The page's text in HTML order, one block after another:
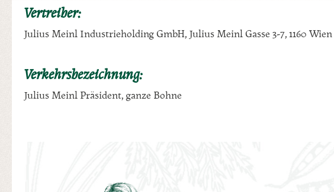
Vertreiber:
Julius Meinl Industrieholding GmbH, Julius Meinl Gasse 3-7, 1160 Wien
Verkehrsbezeichnung:
Julius Meinl Präsident, ganze Bohne